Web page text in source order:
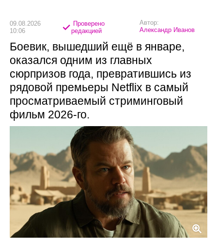
09.08.2026
10:06
Проверено
редакцией
Автор:
Александр Иванов
Боевик, вышедший ещё в январе,
оказался одним из главных
сюрпризов года, превратившись из
рядовой премьеры Netflix в самый
просматриваемый стриминговый
фильм 2026-го.